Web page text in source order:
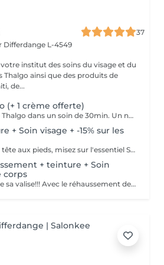
37
Differdange L-4549
institut des soins du visage et du
Thalgo ainsi que des produits de
de...
(+ 1 crème offerte)
L'essentiel de la qualité Thalgo dans un soin de 30min. Un nettoyage, un gommage, un masque cellulose végétale et actifs marins et une crème. CADEAU: Une crème offerte afin de prolonger les effets du soin. (Dans la limite des stocks disponibles) MASQUE SHOTS MARINS: CELLULOSE VÉGÉTALE Issue de bois d'eucalyptus de forêts durablement gérées. Obtenue par chimie verte. 100% biodégradable ALGINATES Fibres uniques aux algues (n'existent pas dans le monde terrestre). Donnent aux algues, résistance et souplesse face aux courants. 100% naturels. LOTIONS THALGO 5 solutions aqueuses riches en extraits marins
+ Soin visage + -15% sur les
Pour être parfaite de la tête aux pieds, misez sur l'essentiel Soin du visage Bora Bora ( gommage et massage à l'huile de coco) Une pédicure express au choix rape ou trempage + Coupe et limage des ongles -15 % Sur toutes vos épilations ( à rajouter à votre RDV) Pour plus de précision, n'hésitez pas whatsapp, SMS ou appel au 661 555 858
+ teinture + Soin
corps
Il ne reste plus qu'à faire sa valise!!! Avec le réhaussement des cils et la teinture, plus besoin de mascara, la tranquillité assurée pendant les vacances Soin du visage Bora Bora ( gommage et massage à l'huile de coco) Gommage corps (monoï ou coco) parfait pour préparer la peau à l'été, au soleil, à la plage, au bronzage Pour plus de précision, n'hésitez pas whatsapp, SMS ou appel au 661 555 858